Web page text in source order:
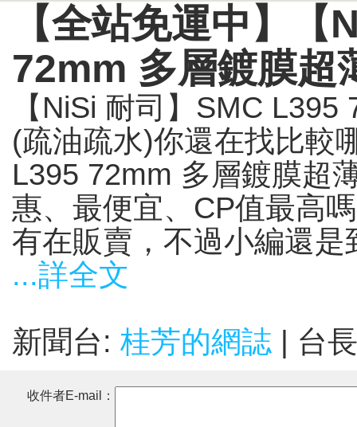
【全站免運中】
72mm 多層鍍膜超
【NiSi 耐司】SMC
(疏油疏水)你還在找比較
L395 72mm 多層鍍膜超
惠、最便宜、CP值最高
有在販賣，不過小編還是
...詳全文
新聞台: 桂芳的網誌 | 台
收件者E-mail：